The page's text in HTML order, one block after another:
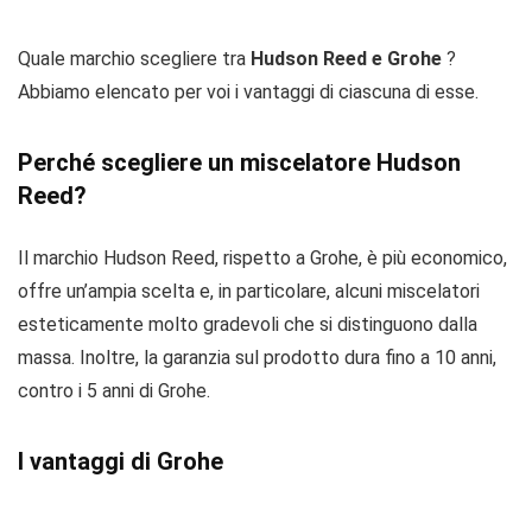
Quale marchio scegliere tra Hudson Reed e Grohe ?
Abbiamo elencato per voi i vantaggi di ciascuna di esse.
Perché scegliere un miscelatore Hudson
Reed?
Il marchio Hudson Reed, rispetto a Grohe, è più economico,
offre un’ampia scelta e, in particolare, alcuni miscelatori
esteticamente molto gradevoli che si distinguono dalla
massa. Inoltre, la garanzia sul prodotto dura fino a 10 anni,
contro i 5 anni di Grohe.
I vantaggi di Grohe